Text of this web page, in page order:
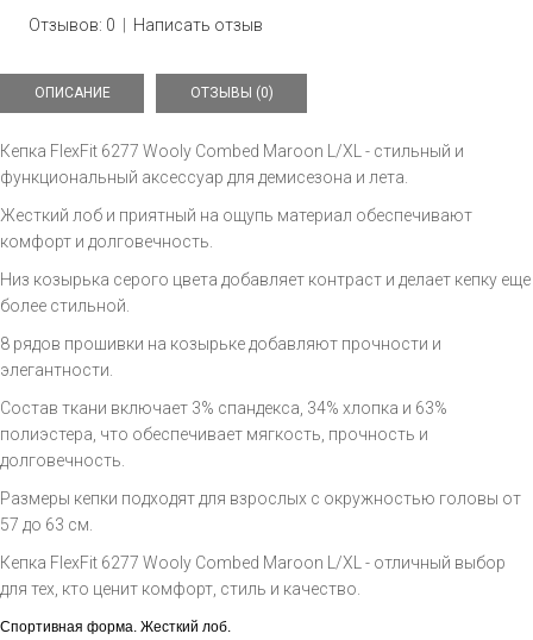
Отзывов: 0 Написать отзыв
ОПИСАНИЕ ОТЗЫВЫ (0)
Кепка FlexFit 6277 Wooly Combed Maroon L/XL - стильный и
функциональный аксессуар для демисезона и лета.
Жесткий лоб и приятный на ощупь материал обеспечивают
комфорт и долговечность.
Низ козырька серого цвета добавляет контраст и делает кепку еще
более стильной.
8 рядов прошивки на козырьке добавляют прочности и
элегантности.
Состав ткани включает 3% спандекса, 34% хлопка и 63%
полиэстера, что обеспечивает мягкость, прочность и
долговечность.
Размеры кепки подходят для взрослых с окружностью головы от
57 до 63 см.
Кепка FlexFit 6277 Wooly Combed Maroon L/XL - отличный выбор
для тех, кто ценит комфорт, стиль и качество.
Спортивная форма. Жесткий лоб.